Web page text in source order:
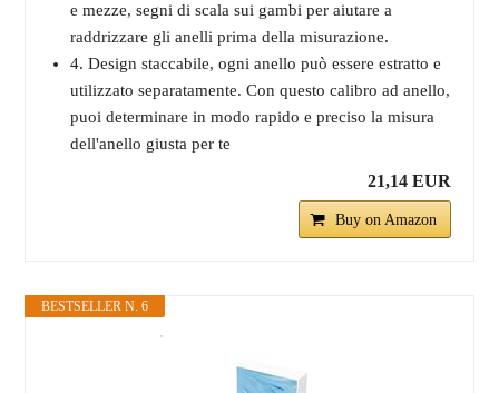
e mezze, segni di scala sui gambi per aiutare a
raddrizzare gli anelli prima della misurazione.
4. Design staccabile, ogni anello può essere estratto e
utilizzato separatamente. Con questo calibro ad anello,
puoi determinare in modo rapido e preciso la misura
dell'anello giusta per te
21,14 EUR
Buy on Amazon
BESTSELLER N. 6